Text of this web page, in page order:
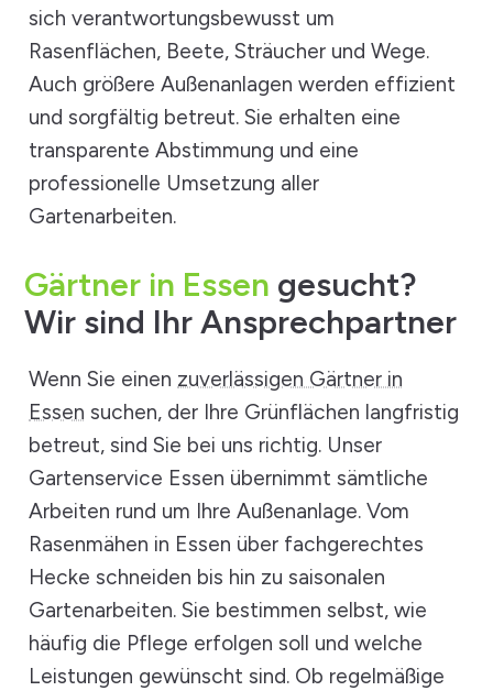
sich verantwortungsbewusst um
Rasenflächen, Beete, Sträucher und Wege.
Auch größere Außenanlagen werden effizient
und sorgfältig betreut. Sie erhalten eine
transparente Abstimmung und eine
professionelle Umsetzung aller
Gartenarbeiten.
Gärtner in Essen gesucht?
Wir sind Ihr Ansprechpartner
Wenn Sie einen zuverlässigen Gärtner in
Essen suchen, der Ihre Grünflächen langfristig
betreut, sind Sie bei uns richtig. Unser
Gartenservice Essen übernimmt sämtliche
Arbeiten rund um Ihre Außenanlage. Vom
Rasenmähen in Essen über fachgerechtes
Hecke schneiden bis hin zu saisonalen
Gartenarbeiten. Sie bestimmen selbst, wie
häufig die Pflege erfolgen soll und welche
Leistungen gewünscht sind. Ob regelmäßige